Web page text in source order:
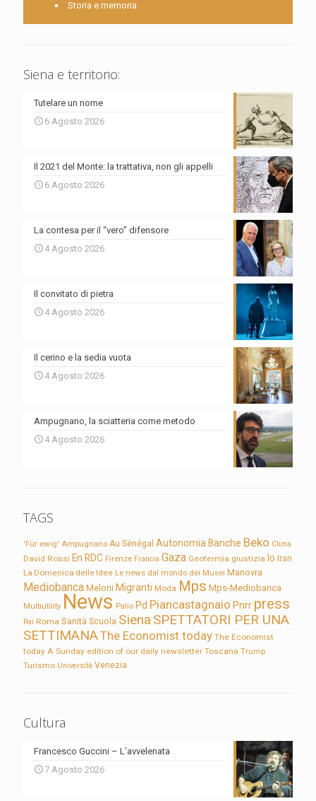
Storia e memoria
Siena e territorio:
Tutelare un nome
6 Agosto 2026
Il 2021 del Monte: la trattativa, non gli appelli
6 Agosto 2026
La contesa per il “vero” difensore
4 Agosto 2026
Il convitato di pietra
4 Agosto 2026
Il cerino e la sedia vuota
4 Agosto 2026
Ampugnano, la sciatteria come metodo
4 Agosto 2026
TAGS
'Für ewig' Ampugnano Au Sénégal Autonomia Banche Beko Clima
David Rossi En RDC Firenze Francia Gaza Geotermia giustizia Io Iran
La Domenica delle Idee Le news dal mondo dei Musei Manovra
Mediobanca Meloni Migranti Moda Mps Mps-Mediobanca
Multiutility News Palio Pd Piancastagnaio Pnrr press
Rai Roma Sanità Scuola Siena SPETTATORI PER UNA
SETTIMANAThe Economist today The Economist
today A Sunday edition of our daily newsletter Toscana Trump
Turismo Università Venezia
Cultura
Francesco Guccini – L’avvelenata
7 Agosto 2026